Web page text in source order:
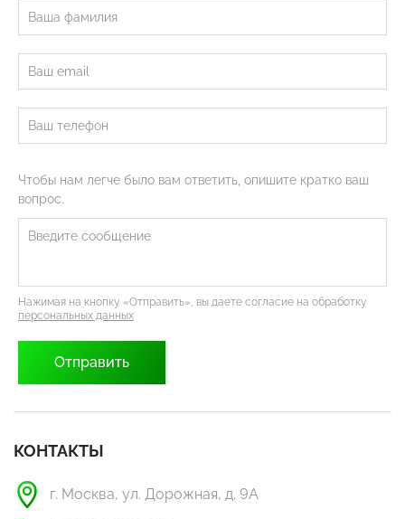
Чтобы нам легче было вам ответить, опишите кратко ваш
вопрос.
Нажимая на кнопку «Отправить», вы даете согласие на обработку
персональных данных
КОНТАКТЫ
г. Москва, ул. Дорожная, д. 9А